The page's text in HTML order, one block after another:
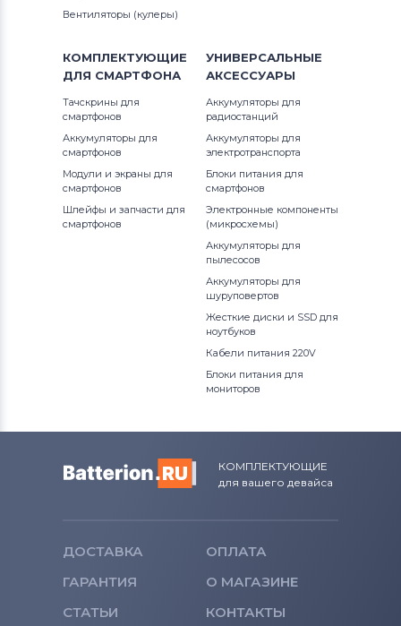
Аккумуляторы для шуруповертов
Аккумуляторы для шуруповертов
Ridgid
Аккумуляторы для шуруповертов
Hitachi
Аккумуляторы для шуруповертов
Porter-Cable
Аккумуляторы для шуруповертов
Аккумуляторы для шуруповертов
Аккумуляторы для шуруповертов
Аккумуляторы для шуруповертов
Аккумуляторы для шуруповертов
Аккумуляторы для шуруповертов
Аккумуляторы для шуруповертов
Вентиляторы (кулеры)
КОМПЛЕКТУЮЩИЕ
ДЛЯ СМАРТФОНА
Тачскрины для
смартфонов
Аккумуляторы для
смартфонов
Модули и экраны для
смартфонов
Шлейфы и запчасти для
смартфонов
УНИВЕРСАЛЬНЫЕ
АКСЕССУАРЫ
Аккумуляторы для
радиостанций
Аккумуляторы для
электротранспорта
Блоки питания для
смартфонов
Электронные компоненты
(микросхемы)
Аккумуляторы для
пылесосов
Аккумуляторы для
шуруповертов
Жесткие диски и SSD для
ноутбуков
Кабели питания 220V
Блоки питания для
мониторов
КОМПЛЕКТУЮЩИЕ
для вашего девайса
ДОСТАВКА
ОПЛАТА
ГАРАНТИЯ
О МАГАЗИНЕ
СТАТЬИ
КОНТАКТЫ